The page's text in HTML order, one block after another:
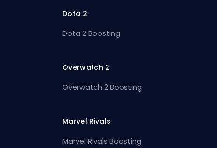
Dota 2
Dota 2 Boosting
Overwatch 2
Overwatch 2 Boosting
Marvel Rivals
Marvel Rivals Boosting